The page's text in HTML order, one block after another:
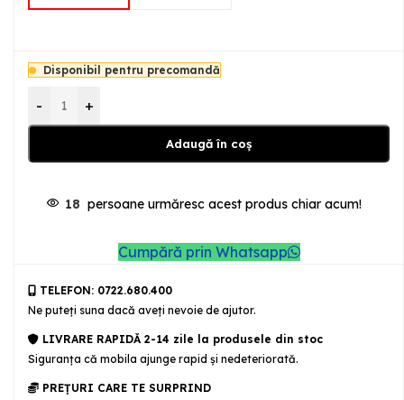
Disponibil pentru precomandă
- +
Adaugă în coș
18 persoane urmăresc acest produs chiar acum!
Cumpără prin Whatsapp
TELEFON: 0722.680.400
Ne puteţi suna dacă aveţi nevoie de ajutor.
LIVRARE RAPIDĂ 2-14 zile la produsele din stoc
Siguranţa că mobila ajunge rapid şi nedeteriorată.
PREȚURI CARE TE SURPRIND